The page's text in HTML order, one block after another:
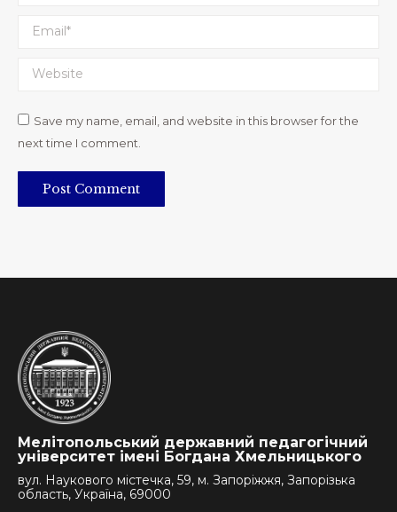
Email *
Website
Save my name, email, and website in this browser for the
next time I comment.
Post Comment
Мелітопольський державний педагогічний
університет імені Богдана Хмельницького
вул. Наукового містечка, 59, м. Запоріжжя, Запорізька
область, Україна, 69000